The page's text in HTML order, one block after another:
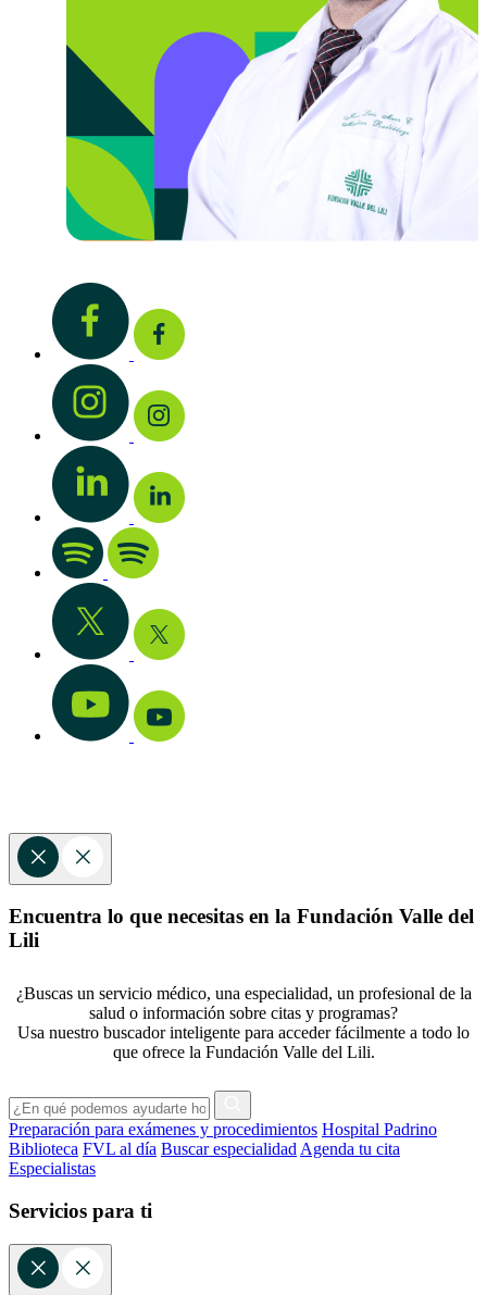
Encuentra lo que necesitas en la Fundación Valle del
Lili
¿Buscas un servicio médico, una especialidad, un profesional de la
salud o información sobre citas y programas?
Usa nuestro buscador inteligente para acceder fácilmente a todo lo
que ofrece la Fundación Valle del Lili.
Preparación para exámenes y procedimientos Hospital Padrino
Biblioteca FVL al día Buscar especialidad Agenda tu cita
Especialistas
Servicios para ti